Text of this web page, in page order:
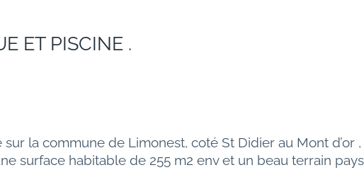
ET PISCINE .
sur la commune de Limonest, coté St Didier au Mont
surface habitable de 255 m2 env et un beau terrain